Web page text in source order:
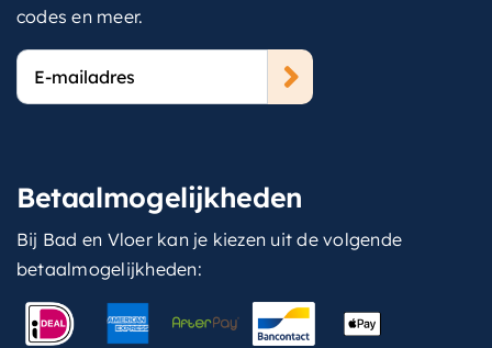
codes en meer.
E-
mailadres
Betaalmogelijkheden
Bij Bad en Vloer kan je kiezen uit de volgende
betaalmogelijkheden: